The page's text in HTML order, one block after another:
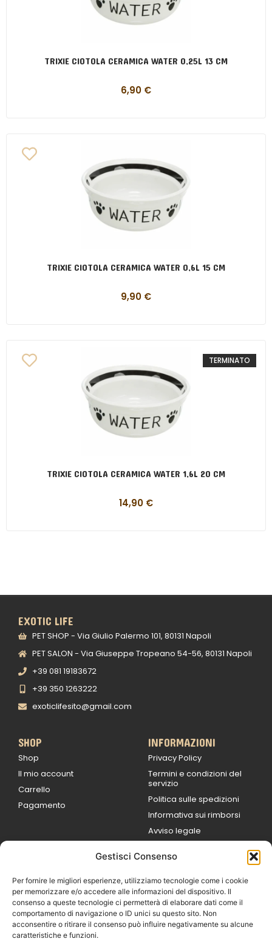
Gestisci Consenso
Per fornire le migliori esperienze, utilizziamo tecnologie come i cookie
per memorizzare e/o accedere alle informazioni del dispositivo. Il
consenso a queste tecnologie ci permetterà di elaborare dati come il
comportamento di navigazione o ID unici su questo sito. Non
acconsentire o ritirare il consenso può influire negativamente su alcune
caratteristiche e funzioni.
TRIXIE CIOTOLA CERAMICA WATER 0,25L 13 CM
6,90 €
TRIXIE CIOTOLA CERAMICA WATER 0,6L 15 CM
9,90 €
TERMINATO
TRIXIE CIOTOLA CERAMICA WATER 1,6L 20 CM
14,90 €
EXOTIC LIFE
PET SHOP - Via Giulio Palermo 101, 80131 Napoli
PET SALON - Via Giuseppe Tropeano 54-56, 80131 Napoli
+39 081 19183672
+39 350 1263222
exoticlifesito@gmail.com
SHOP
Shop
Il mio account
Carrello
Pagamento
INFORMAZIONI
Privacy Policy
Termini e condizioni del
servizio
Politica sulle spedizioni
Informativa sui rimborsi
Avviso legale
9:00
Sabato 09:00 /
14:00
16:30 /
Domenica